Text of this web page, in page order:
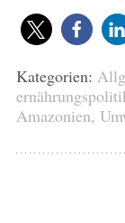
Kategorien:
Amazonien,